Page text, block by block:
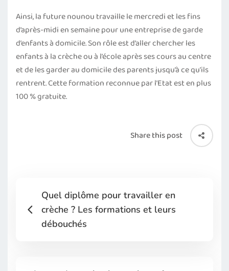
Ainsi, la future nounou travaille le mercredi et les fins
d’après-midi en semaine pour une entreprise de garde
d’enfants à domicile. Son rôle est d’aller chercher les
enfants à la crèche ou à l’école après ses cours au centre
et de les garder au domicile des parents jusqu’à ce qu’ils
rentrent. Cette formation reconnue par l’Etat est en plus
100 % gratuite.
Share this post
Quel diplôme pour travailler en
crèche ? Les formations et leurs
débouchés